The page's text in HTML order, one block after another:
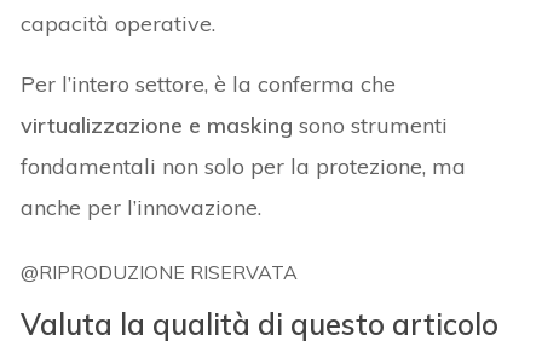
capacità operative.
Per l’intero settore, è la conferma che
virtualizzazione e masking sono strumenti
fondamentali non solo per la protezione, ma
anche per l’innovazione.
@RIPRODUZIONE RISERVATA
Valuta la qualità di questo articolo